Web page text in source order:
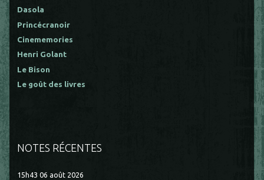
Dasola
Princécranoir
Cinememories
Henri Golant
Le Bison
Le goût des livres
NOTES RÉCENTES
15h43 06 août 2026